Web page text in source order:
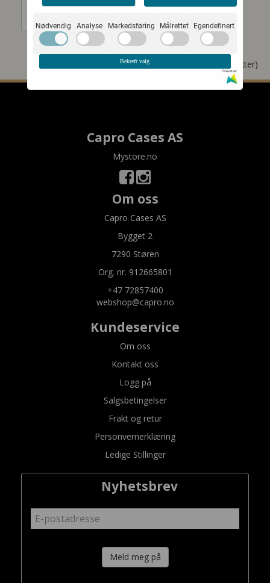
produkter)
Capro Cases AS
Mystore.no
Om oss
Capro Cases AS
Bygget 2
7290 Støren
Org. nr. 912665801
+47 72857400
webshop@capro.no
Kundeservice
Om oss
Kontakt oss
Logg på
Salgsbetingelser
Frakt og retur
Personvernerklæring
Ledige Stillinger
Nyhetsbrev
Meld meg på
Nødvendig Analyse Markedsføring Målrettet Egendefinert
Bekreft valg
Drevet av